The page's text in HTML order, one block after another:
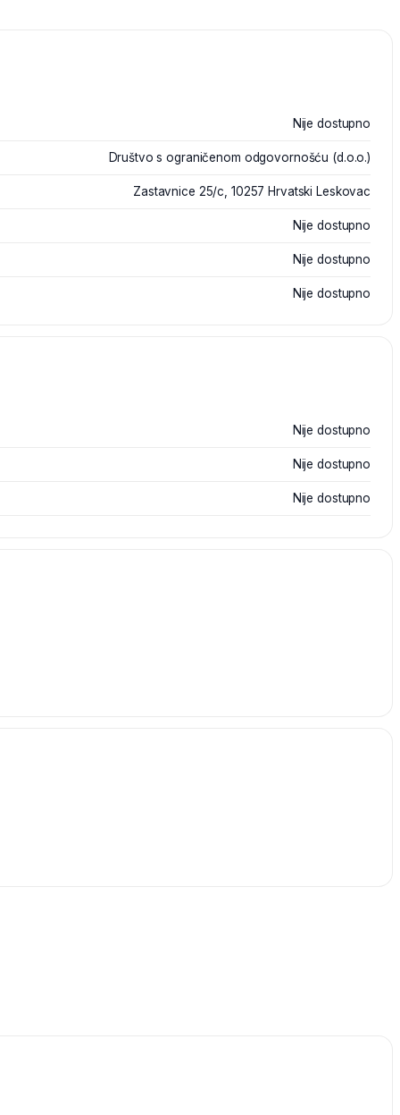
Nije dostupno
Društvo s ograničenom odgovornošću (d.o.o.)
Zastavnice 25/c, 10257 Hrvatski Leskovac
Nije dostupno
Nije dostupno
Nije dostupno
Nije dostupno
Nije dostupno
Nije dostupno